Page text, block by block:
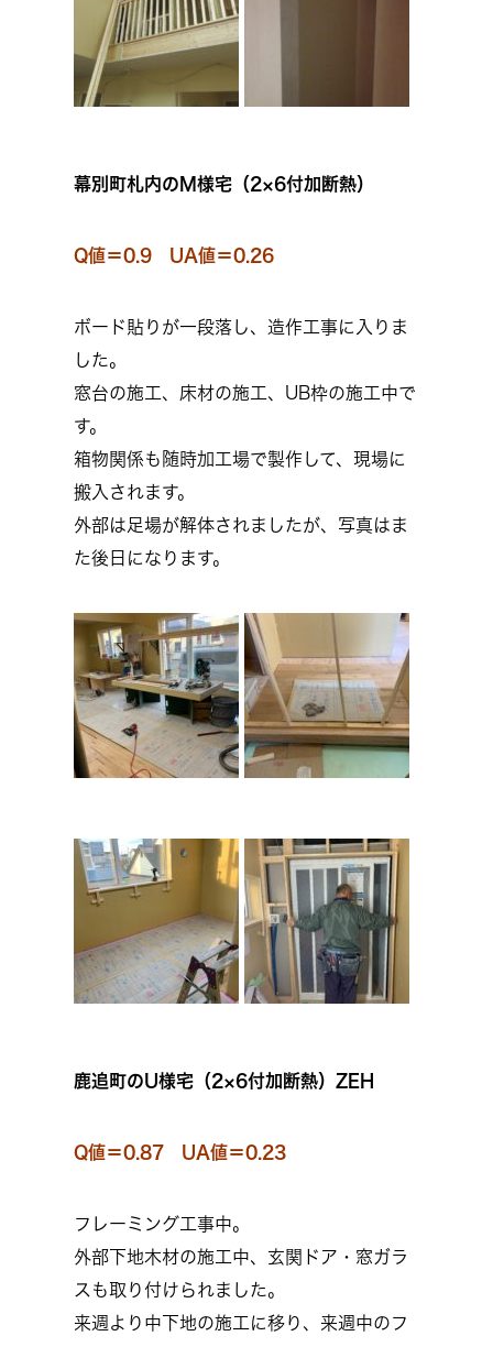
幕別町札内のM様宅（2×6付加断熱）
Q値＝0.9 UA値＝0.26
ボード貼りが一段落し、造作工事に入りま
した。
窓台の施工、床材の施工、UB枠の施工中で
す。
箱物関係も随時加工場で製作して、現場に
搬入されます。
外部は足場が解体されましたが、写真はま
た後日になります。
鹿追町のU様宅（2×6付加断熱）ZEH
Q値＝0.87 UA値＝0.23
フレーミング工事中。
外部下地木材の施工中、玄関ドア・窓ガラ
スも取り付けられました。
来週より中下地の施工に移り、来週中のフ